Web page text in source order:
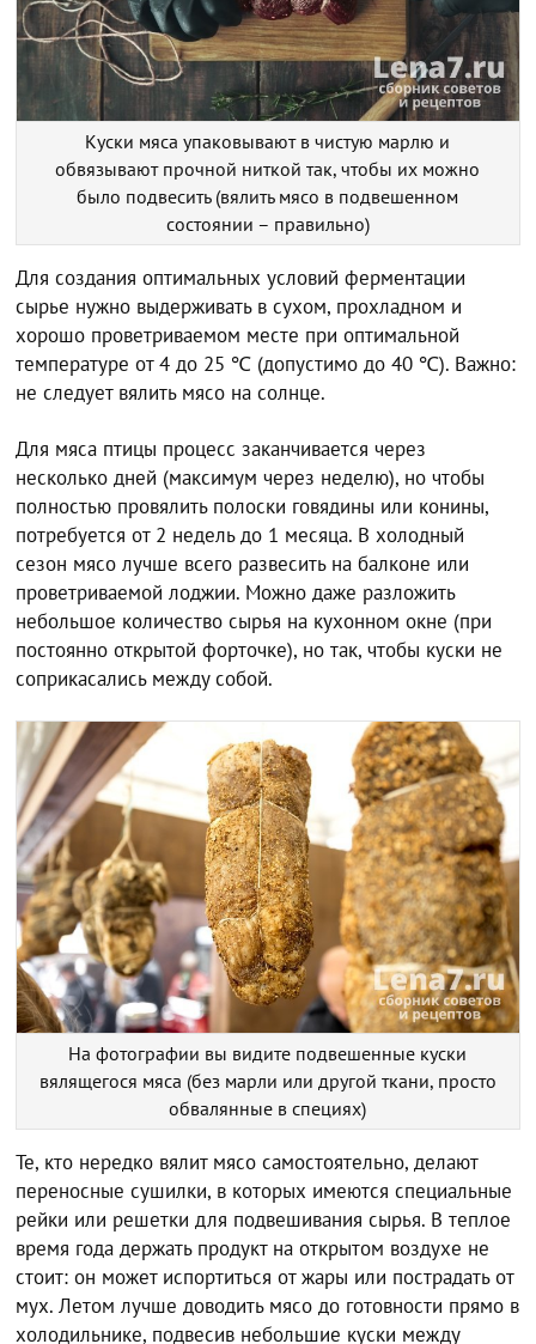
Куски мяса упаковывают в чистую марлю и
обвязывают прочной ниткой так, чтобы их можно
было подвесить (вялить мясо в подвешенном
состоянии – правильно)
Для создания оптимальных условий ферментации
сырье нужно выдерживать в сухом, прохладном и
хорошо проветриваемом месте при оптимальной
температуре от 4 до 25 ℃ (допустимо до 40 ℃). Важно:
не следует вялить мясо на солнце.
Для мяса птицы процесс заканчивается через
несколько дней (максимум через неделю), но чтобы
полностью провялить полоски говядины или конины,
потребуется от 2 недель до 1 месяца. В холодный
сезон мясо лучше всего развесить на балконе или
проветриваемой лоджии. Можно даже разложить
небольшое количество сырья на кухонном окне (при
постоянно открытой форточке), но так, чтобы куски не
соприкасались между собой.
На фотографии вы видите подвешенные куски
вялящегося мяса (без марли или другой ткани, просто
обвалянные в специях)
Те, кто нередко вялит мясо самостоятельно, делают
переносные сушилки, в которых имеются специальные
рейки или решетки для подвешивания сырья. В теплое
время года держать продукт на открытом воздухе не
стоит: он может испортиться от жары или пострадать от
мух. Летом лучше доводить мясо до готовности прямо в
холодильнике, подвесив небольшие куски между